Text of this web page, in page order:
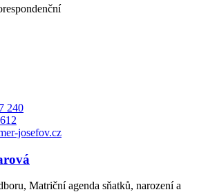
240
josefov.cz
Matriční agenda sňatků, narození a